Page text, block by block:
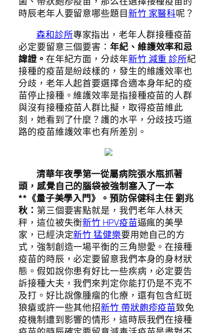
時辰老年人要留意哪些題目新竹 家醫科呢？
森和診所專家指出，老年人群接種疫苗
必定要留意三個要害： 年紀、維護效率和忌
諱證。 在年紀方面，分歧年新竹 減重 診所紀
接種的疫苗是紛歧樣的，發生的維護效率也
分歧，老年人起首要選擇合適本身年紀的疫
苗停止接種。維護效率是指接種疫苗的人群
與沒有接種疫苗人群比擬，取得疫苗維此
刻，她看到了什麼？護的水平，分歧技巧道
路的疫苗維護效率也有所差別。
清華年夜學第一從屬病院張水瓶抓著
頭，感覺自己的腦袋被強制塞入了一本
**《量子美學入門》。預防保健科主任 劉兆
秋： 第三個要害點就是，我們老年人林天
秤，這位被失衡新竹 HPV疫苗逼瘋的美學
家，已經決定新竹 猛健樂要用她自己的方
式，強制創造一場平衡的三角戀愛。在接種
疫苗的時辰，必定要留意我們本身的身材狀
態。假如說你患有好比一些疾病，必定要告
訴接種大夫，我們來判定你能打仍是不克不
及打。好比說像腫瘤的化療，還有包含紅斑
狼瘡或許一些其他招新竹 帶狀皰疹疫苗致免
疫機制遭到影響的情形，這時辰我們在接種